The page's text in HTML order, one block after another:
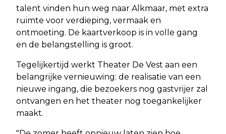
talent vinden hun weg naar Alkmaar, met extra
ruimte voor verdieping, vermaak en
ontmoeting. De kaartverkoop is in volle gang
en de belangstelling is groot.
Tegelijkertijd werkt Theater De Vest aan een
belangrijke vernieuwing: de realisatie van een
nieuwe ingang, die bezoekers nog gastvrijer zal
ontvangen en het theater nog toegankelijker
maakt.